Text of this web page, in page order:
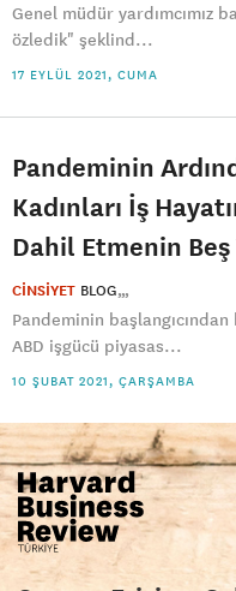
Genel müdür yardımcımız
özledik" şeklind...
17 EYLÜL 2021, CUMA
Pandeminin
Kadınları İş
Dahil Etmenin Beş
CİNSİYET BLOG
Pandeminin başlangıcından
ABD işgücü piyasas...
10 ŞUBAT 2021, ÇARŞAMBA